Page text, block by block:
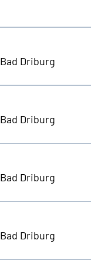
Bad Driburg
Bad Driburg
Bad Driburg
Bad Driburg